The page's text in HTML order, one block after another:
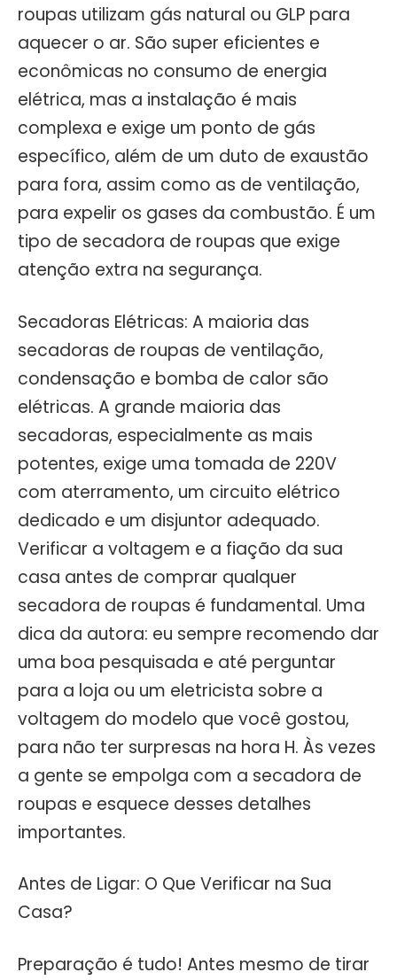
roupas utilizam gás natural ou GLP para
aquecer o ar. São super eficientes e
econômicas no consumo de energia
elétrica, mas a instalação é mais
complexa e exige um ponto de gás
específico, além de um duto de exaustão
para fora, assim como as de ventilação,
para expelir os gases da combustão. É um
tipo de secadora de roupas que exige
atenção extra na segurança.
Secadoras Elétricas: A maioria das
secadoras de roupas de ventilação,
condensação e bomba de calor são
elétricas. A grande maioria das
secadoras, especialmente as mais
potentes, exige uma tomada de 220V
com aterramento, um circuito elétrico
dedicado e um disjuntor adequado.
Verificar a voltagem e a fiação da sua
casa antes de comprar qualquer
secadora de roupas é fundamental. Uma
dica da autora: eu sempre recomendo dar
uma boa pesquisada e até perguntar
para a loja ou um eletricista sobre a
voltagem do modelo que você gostou,
para não ter surpresas na hora H. Às vezes
a gente se empolga com a secadora de
roupas e esquece desses detalhes
importantes.
Antes de Ligar: O Que Verificar na Sua
Casa?
Preparação é tudo! Antes mesmo de tirar